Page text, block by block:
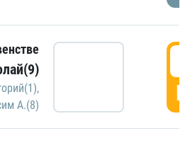
,
А.(8)